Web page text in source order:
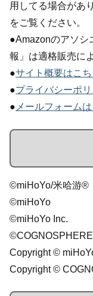
用してる場合があ
をご覧ください。
●Amazonのアソシ
報」は適格販売に
●サイト概要はこち
●プライバシーポ
● メールフォーム
©miHoYo/米哈游®
©miHoYo
©miHoYo Inc.
©COGNOSPHERE
Copyright ©
Copyright ©